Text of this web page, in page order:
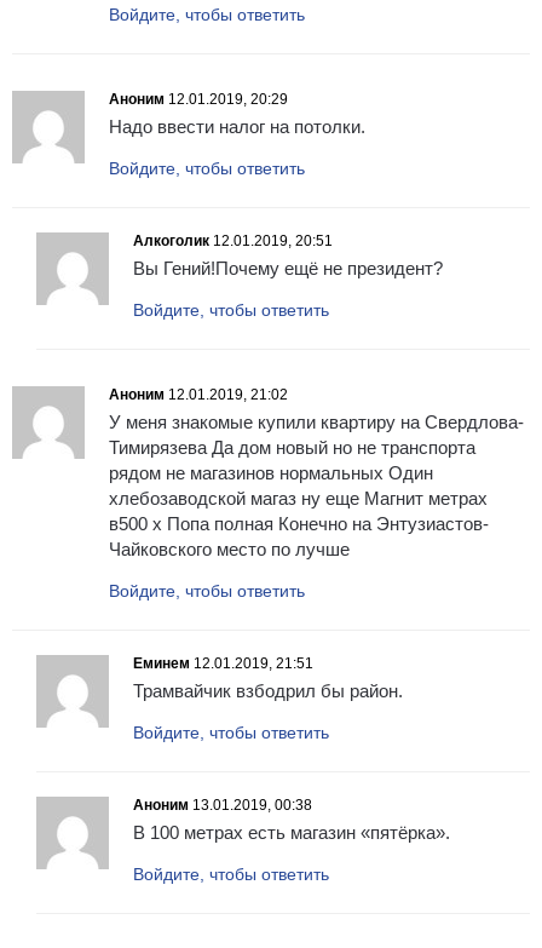
Войдите, чтобы ответить
Аноним 12.01.2019, 20:29
Надо ввести налог на потолки.
Войдите, чтобы ответить
Алкоголик 12.01.2019, 20:51
Вы Гений!Почему ещё не президент?
Войдите, чтобы ответить
Аноним 12.01.2019, 21:02
У меня знакомые купили квартиру на Свердлова-
Тимирязева Да дом новый но не транспорта
рядом не магазинов нормальных Один
хлебозаводской магаз ну еще Магнит метрах
в500 х Попа полная Конечно на Энтузиастов-
Чайковского место по лучше
Войдите, чтобы ответить
Еминем 12.01.2019, 21:51
Трамвайчик взбодрил бы район.
Войдите, чтобы ответить
Аноним 13.01.2019, 00:38
В 100 метрах есть магазин «пятёрка».
Войдите, чтобы ответить